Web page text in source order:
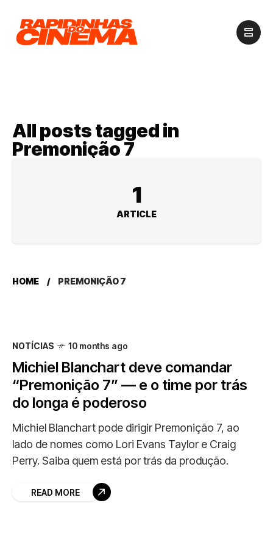
All posts tagged in
Premonição 7
1
ARTICLE
HOME PREMONIÇÃO 7
NOTÍCIAS 10 months ago
Michiel Blanchart deve comandar
“Premonição 7” — e o time por trás
do longa é poderoso
Michiel Blanchart pode dirigir Premonição 7, ao
lado de nomes como Lori Evans Taylor e Craig
Perry. Saiba quem está por trás da produção.
READ MORE